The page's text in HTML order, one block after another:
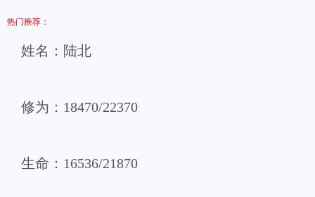
热门推荐：
姓名：陆北
修为：18470/22370
生命：16536/21870